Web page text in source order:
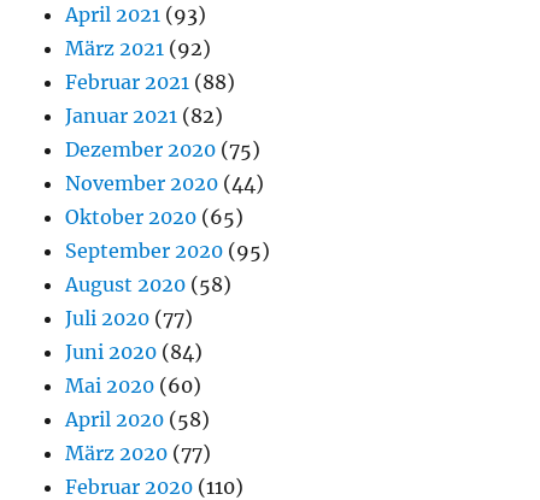
April 2021 (93)
März 2021 (92)
Februar 2021 (88)
Januar 2021 (82)
Dezember 2020 (75)
November 2020 (44)
Oktober 2020 (65)
September 2020 (95)
August 2020 (58)
Juli 2020 (77)
Juni 2020 (84)
Mai 2020 (60)
April 2020 (58)
März 2020 (77)
Februar 2020 (110)